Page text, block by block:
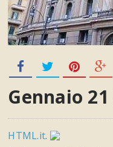
Gennaio 21
HTML.it.